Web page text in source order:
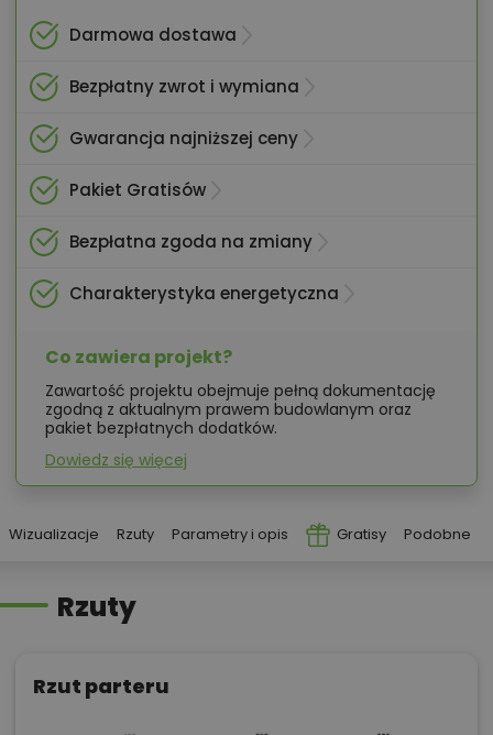
Darmowa dostawa
Bezpłatny zwrot i wymiana
Gwarancja najniższej ceny
Pakiet Gratisów
Bezpłatna zgoda na zmiany
Charakterystyka energetyczna
Co zawiera projekt?
Zawartość projektu obejmuje pełną dokumentację
zgodną z aktualnym prawem budowlanym oraz
pakiet bezpłatnych dodatków.
Dowiedz się więcej
Wizualizacje Rzuty Parametry i opis Gratisy Podobne
Rzuty
Rzut parteru